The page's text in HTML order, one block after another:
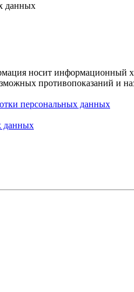
данных
носит информационный
противопоказаний и
персональных данных
данных